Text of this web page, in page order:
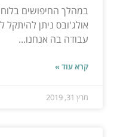
במהלך החיפושים
אולג'ובס ניתן
עבודה בה אנחנו...
קרא עוד »
מרץ 31, 2019